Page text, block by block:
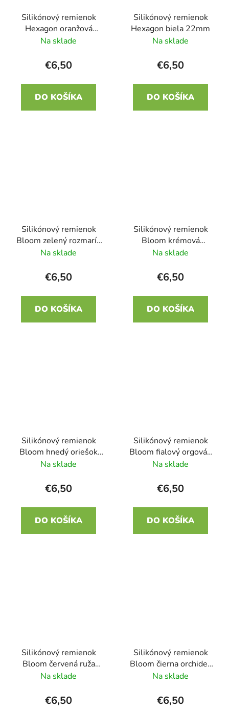
Silikónový remienok
Hexagon oranžová
22mm
Na sklade
€6,50
DO KOŠÍKA
Silikónový remienok
Hexagon biela 22mm
Na sklade
€6,50
DO KOŠÍKA
Silikónový remienok
Bloom zelený rozmarín
22mm
Na sklade
€6,50
DO KOŠÍKA
Silikónový remienok
Bloom krémová
magnólia 22mm
Na sklade
€6,50
DO KOŠÍKA
Silikónový remienok
Bloom hnedý oriešok
22mm
Na sklade
€6,50
DO KOŠÍKA
Silikónový remienok
Bloom fialový orgován
22mm
Na sklade
€6,50
DO KOŠÍKA
Silikónový remienok
Bloom červená ruža
22mm
Na sklade
€6,50
Silikónový remienok
Bloom čierna orchidea
22mm
Na sklade
€6,50